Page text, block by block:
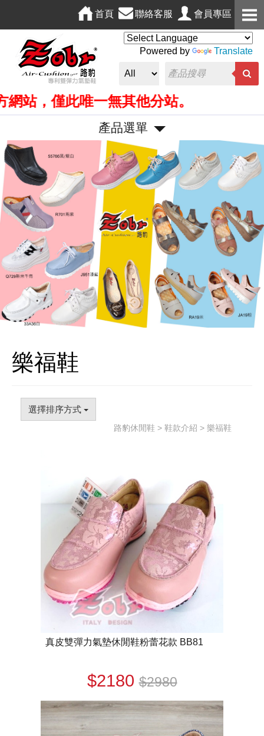
會員專區
聯絡客服
首頁
Powered by Translate
唯一無其他分站。
產品選單
P
r
e
v
i
o
u
N
e
x
t
樂福鞋
選擇排序方式
路豹休閒鞋 > 鞋款介紹 > 樂福鞋
真皮雙彈力氣墊休閒鞋粉蕾花款 BB81
$2180$2980